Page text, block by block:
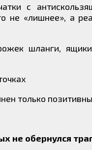
с
не «лишнее», а
шланги,
только
не обернулся